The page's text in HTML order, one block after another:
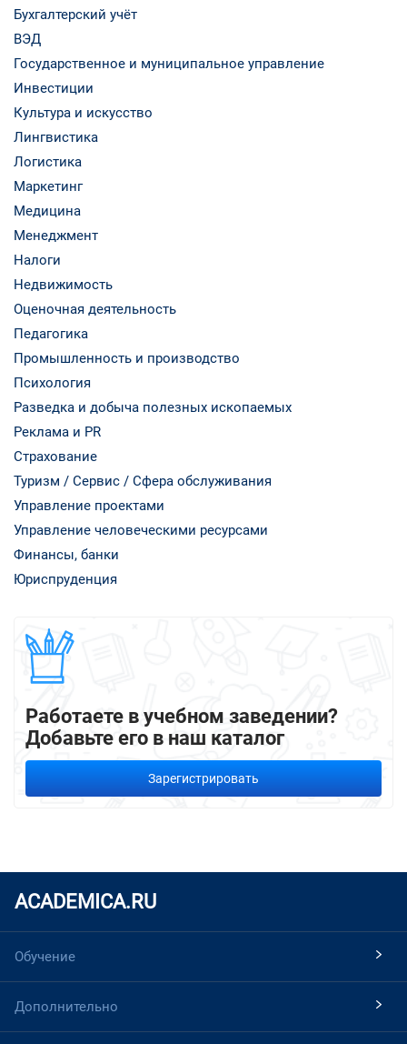
Бухгалтерский учёт
ВЭД
Государственное и муниципальное управление
Инвестиции
Культура и искусство
Лингвистика
Логистика
Маркетинг
Медицина
Менеджмент
Налоги
Недвижимость
Оценочная деятельность
Педагогика
Промышленность и производство
Психология
Разведка и добыча полезных ископаемых
Реклама и PR
Страхование
Туризм / Сервис / Сфера обслуживания
Управление проектами
Управление человеческими ресурсами
Финансы, банки
Юриспруденция
Работаете в учебном заведении?
Добавьте его в наш каталог
Зарегистрировать
ACADEMICA.RU
Обучение
Дополнительно